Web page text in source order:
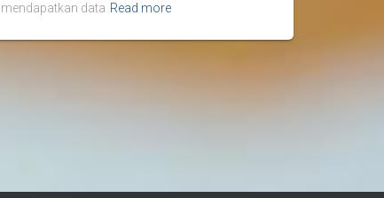
mendapatkan data Read more